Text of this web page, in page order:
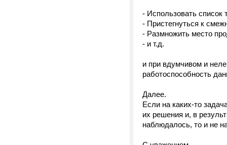
- Использовать список
- Пристегнуться к
- Размножить место
- и т.д.
и при вдумчивом и
работоспособность
Далее.
Если на каких-то
их решения и, в
наблюдалось, то и не